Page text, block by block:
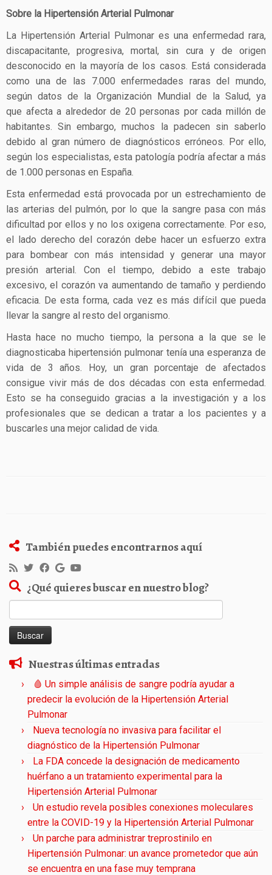
Sobre la Hipertensión Arterial Pulmonar
La Hipertensión Arterial Pulmonar es una enfermedad rara,
discapacitante, progresiva, mortal, sin cura y de origen
desconocido en la mayoría de los casos. Está considerada
como una de las 7.000 enfermedades raras del mundo,
según datos de la Organización Mundial de la Salud, ya
que afecta a alrededor de 20 personas por cada millón de
habitantes. Sin embargo, muchos la padecen sin saberlo
debido al gran número de diagnósticos erróneos. Por ello,
según los especialistas, esta patología podría afectar a más
de 1.000 personas en España.
Esta enfermedad está provocada por un estrechamiento de
las arterias del pulmón, por lo que la sangre pasa con más
dificultad por ellos y no los oxigena correctamente. Por eso,
el lado derecho del corazón debe hacer un esfuerzo extra
para bombear con más intensidad y generar una mayor
presión arterial. Con el tiempo, debido a este trabajo
excesivo, el corazón va aumentando de tamaño y perdiendo
eficacia. De esta forma, cada vez es más difícil que pueda
llevar la sangre al resto del organismo.
Hasta hace no mucho tiempo, la persona a la que se le
diagnosticaba hipertensión pulmonar tenía una esperanza de
vida de 3 años. Hoy, un gran porcentaje de afectados
consigue vivir más de dos décadas con esta enfermedad.
Esto se ha conseguido gracias a la investigación y a los
profesionales que se dedican a tratar a los pacientes y a
buscarles una mejor calidad de vida.
También puedes encontrarnos aquí
¿Qué quieres buscar en nuestro blog?
Nuestras últimas entradas
🩸 Un simple análisis de sangre podría ayudar a
predecir la evolución de la Hipertensión Arterial
Pulmonar
Nueva tecnología no invasiva para facilitar el
diagnóstico de la Hipertensión Pulmonar
La FDA concede la designación de medicamento
huérfano a un tratamiento experimental para la
Hipertensión Arterial Pulmonar
Un estudio revela posibles conexiones moleculares
entre la COVID-19 y la Hipertensión Arterial Pulmonar
Un parche para administrar treprostinilo en
Hipertensión Pulmonar: un avance prometedor que aún
se encuentra en una fase muy temprana